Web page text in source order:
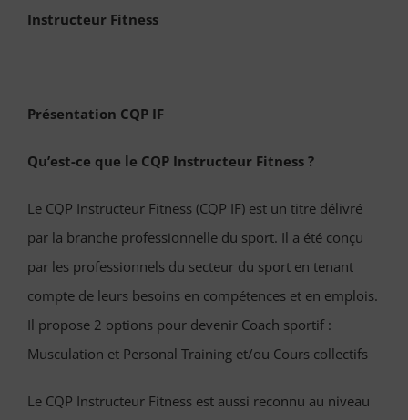
Instructeur Fitness
Présentation CQP IF
Qu’est-ce que le CQP Instructeur Fitness ?
Le CQP Instructeur Fitness (CQP IF) est un titre délivré
par la branche professionnelle du sport. Il a été conçu
par les professionnels du secteur du sport en tenant
compte de leurs besoins en compétences et en emplois.
Il propose 2 options pour devenir Coach sportif :
Musculation et Personal Training et/ou Cours collectifs
Le CQP Instructeur Fitness est aussi reconnu au niveau